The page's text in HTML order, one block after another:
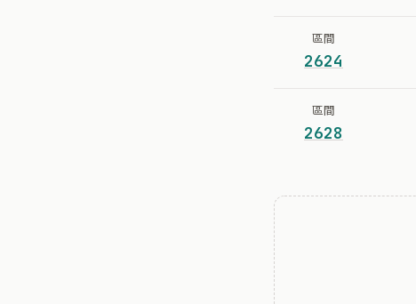
區間
2624
區間
2628